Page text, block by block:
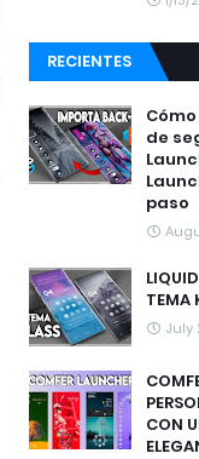
RECIENTES
de
paso
TEMA
July
CON